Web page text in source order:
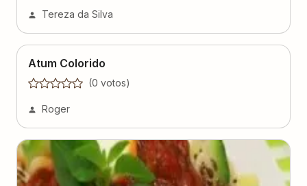
Tereza da Silva
Atum Colorido
(0 votos)
Roger